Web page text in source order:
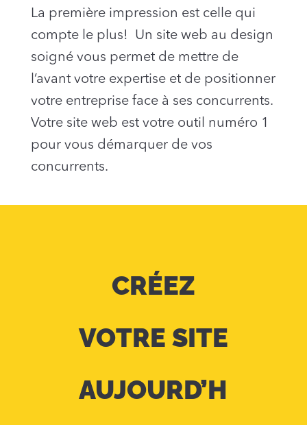
La première impression est celle qui
compte le plus! Un site web au design
soigné vous permet de mettre de
l’avant votre expertise et de positionner
votre entreprise face à ses concurrents.
Votre site web est votre outil numéro 1
pour vous démarquer de vos
concurrents.
CRÉEZ
VOTRE SITE
AUJOURD’H